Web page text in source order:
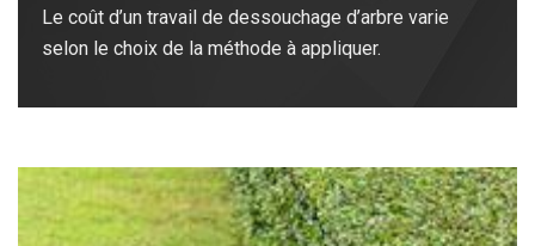
Le coût d’un travail de dessouchage d’arbre varie
selon le choix de la méthode à appliquer.